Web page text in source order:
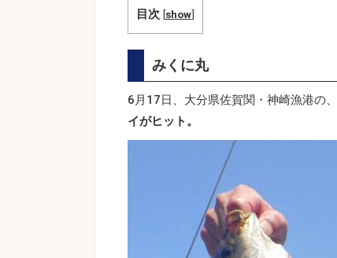
目次 [show]
みくに丸
6月17日、大分県佐賀関・神崎漁港の、
イがヒット。